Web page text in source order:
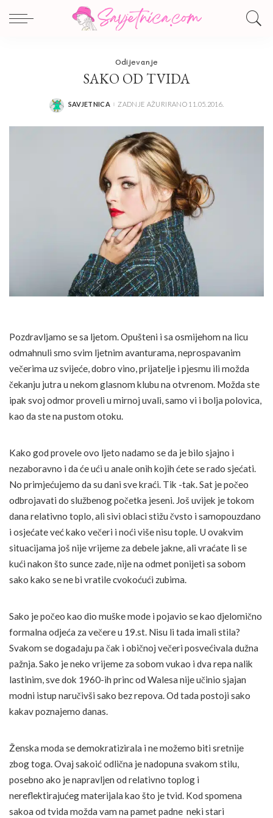
Odijevanje
SAKO OD TVIDA
POSTED
SAVJETNICA ZADNJE AŽURIRANO 11.05.2016.
Pozdravljamo se sa ljetom. Opušteni i sa osmijehom na licu
odmahnuli smo svim ljetnim avanturama, neprospavanim
večerima uz svijeće, dobro vino, prijatelje i pjesmu ili možda
čekanju jutra u nekom glasnom klubu na otvrenom. Možda ste
ipak svoj odmor proveli u mirnoj uvali, samo vi i bolja polovica,
kao da ste na pustom otoku.
Kako god provele ovo ljeto nadamo se da je bilo sjajno i
nezaboravno i da će ući u anale onih kojih ćete se rado sjećati.
No primjećujemo da su dani sve kraći. Tik -tak. Sat je počeo
odbrojavati do službenog početka jeseni. Još uvijek je tokom
dana relativno toplo, ali sivi oblaci stižu čvsto i samopouzdano
i osjećate već kako večeri i noći više nisu tople. U ovakvim
situacijama još nije vrijeme za debele jakne, ali vraćate li se
kući nakon što sunce zađe, nije na odmet ponijeti sa sobom
sako kako se ne bi vratile cvokoćući zubima.
Sako je počeo kao dio muške mode i pojavio se kao djelomično
formalna odjeća za večere u 19.st. Nisu li tada imali stila?
Svakom se događaju pa čak i običnoj večeri posvećivala dužna
pažnja. Sako je neko vrijeme za sobom vukao i dva repa nalik
lastinim, sve dok 1960-ih princ od Walesa nije učinio sjajan
modni istup naručivši sako bez repova. Od tada postoji sako
kakav poznajemo danas.
Ženska moda se demokratizirala i ne možemo biti sretnije
zbog toga. Ovaj sakoić odlična je nadopuna svakom stilu,
posebno ako je napravljen od relativno toplog i
nereflektirajućeg materijala kao što je tvid. Kod spomena
sakoa od tvida možda vam na pamet padne neki stari